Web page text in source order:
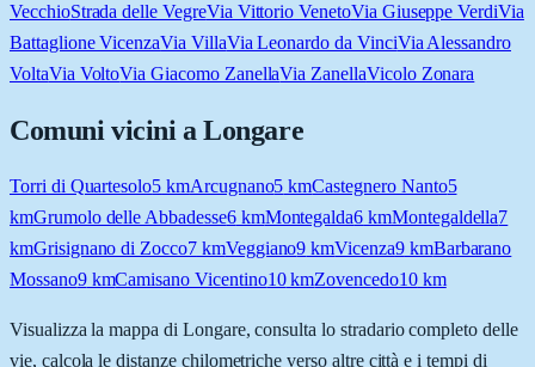
VecchioStrada delle VegreVia Vittorio VenetoVia Giuseppe VerdiVia
Battaglione VicenzaVia VillaVia Leonardo da VinciVia Alessandro
VoltaVia VoltoVia Giacomo ZanellaVia ZanellaVicolo Zonara
Comuni vicini aLongare
Torri di Quartesolo5 kmArcugnano5 kmCastegnero Nanto5
kmGrumolo delle Abbadesse6kmMontegalda6 kmMontegaldella7
kmGrisignano di Zocco7kmVeggiano9 kmVicenza9kmBarbarano
Mossano9kmCamisano Vicentino10kmZovencedo10km
Visualizza la mappa di Longare, consulta lo stradario completo delle
vie, calcola le distanze chilometriche verso altre città e i tempi di